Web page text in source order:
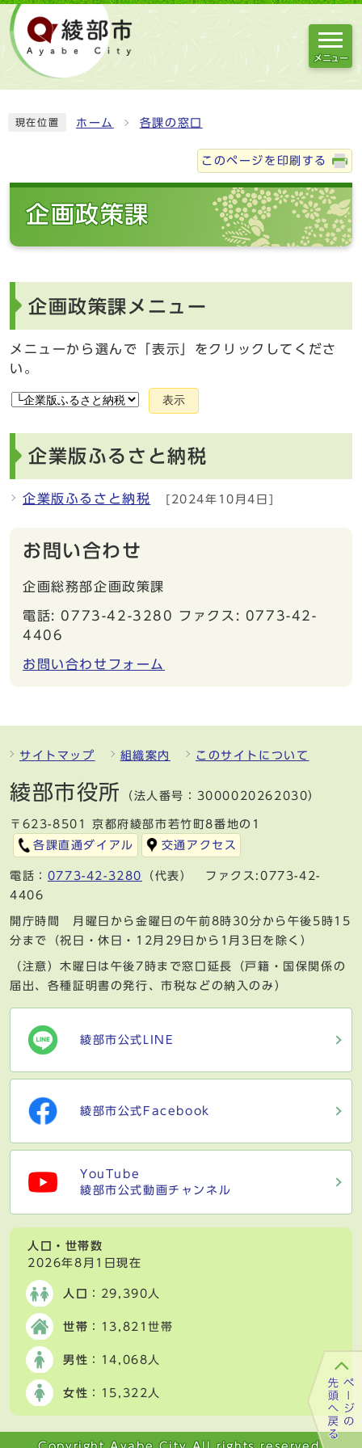
メニュー
現在位置 ホーム 各課の窓口
このページを印刷する
企画政策課
企画政策課メニュー
メニューから選んで「表示」をクリックしてくださ
い。
表示
企業版ふるさと納税
企業版ふるさと納税 [2024年10月4日]
お問い合わせ
企画総務部企画政策課
電話: 0773-42-3280 ファクス: 0773-42-
4406
お問い合わせフォーム
サイトマップ 組織案内 このサイトについて
綾部市役所 （法人番号：3000020262030）
〒623-8501 京都府綾部市若竹町8番地の1
各課直通ダイアル
交通アクセス
電話： 0773-42-3280
（代表） ファクス:0773-42-
4406
開庁時間 月曜日から金曜日の午前8時30分から午後5時15
分まで（祝日・休日・12月29日から1月3日を除く）
（注意）木曜日は午後7時まで窓口延長（戸籍・国保関係の
届出、各種証明書の発行、市税などの納入のみ）
綾部市公式LINE
綾部市公式Facebook
YouTube
綾部市公式動画チャンネル
人口・世帯数
2026年8月1日現在
人口 ：29,390人
世帯 ：13,821世帯
男性 ：14,068人
女性 ：15,322人